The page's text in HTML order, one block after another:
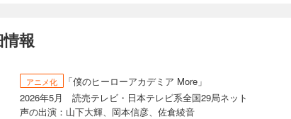
蛙吹のインターン組がプロヒーローと組んで突入作戦
れる漢だ。自信をもって挑んでいけ！ “Plus Ultra”!!
報
アニメ化
「僕のヒーローアカデミア More」
2026年5月 読売テレビ・日本テレビ系全国29局ネット
声の出演：山下大輝、岡本信彦、佐倉綾音